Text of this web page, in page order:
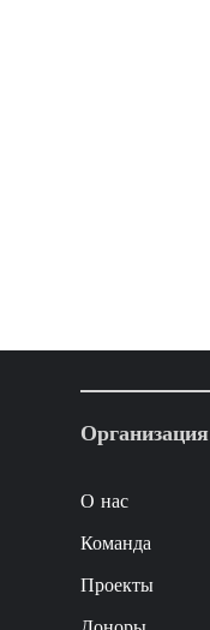
Организация
О нас
Команда
Проекты